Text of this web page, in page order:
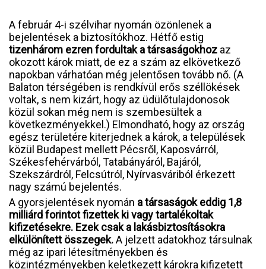
A február 4-i szélvihar nyomán özönlenek a
bejelentések a biztosítókhoz. Hétfő estig
tizenhárom ezren fordultak a társaságokhoz az
okozott károk miatt, de ez a szám az elkövetkező
napokban várhatóan még jelentősen tovább nő. (A
Balaton térségében is rendkívül erős széllökések
voltak, s nem kizárt, hogy az üdülőtulajdonosok
közül sokan még nem is szembesültek a
következményekkel.) Elmondható, hogy az ország
egész területére kiterjednek a károk, a települések
közül Budapest mellett Pécsről, Kaposvárról,
Székesfehérvárból, Tatabányáról, Bajáról,
Szekszárdról, Felcsútról, Nyírvasváriból érkezett
nagy számú bejelentés.
A gyorsjelentések nyomán a társaságok eddig 1,8
milliárd forintot fizettek ki vagy tartalékoltak
kifizetésekre. Ezek csak a lakásbiztosításokra
elkülönített összegek.A jelzett adatokhoz társulnak
még az ipari létesítményekben és
közintézményekben keletkezett károkra kifizetett